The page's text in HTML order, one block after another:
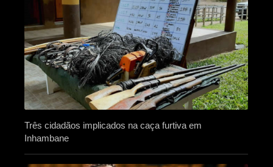
Três cidadãos implicados na caça furtiva em
Inhambane